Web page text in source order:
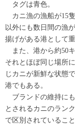
タグは青色。
カニ漁の漁船が15
以外にも数日間の漁
揚げがある港として
また、港から約50
それとほぼ同じ場所
じカニが新鮮な状態
港でもある。
ブランドの維持に
とされるカニのラン
で区別されているこ